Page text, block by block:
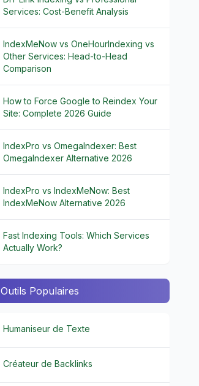
Services: Cost-Benefit Analysis
IndexMeNow vs OneHourIndexing vs
Other Services: Head-to-Head
Comparison
How to Force Google to Reindex Your
Site: Complete 2026 Guide
IndexPro vs OmegaIndexer: Best
OmegaIndexer Alternative 2026
IndexPro vs IndexMeNow: Best
IndexMeNow Alternative 2026
Fast Indexing Tools: Which Services
Actually Work?
Outils Populaires
Humaniseur de Texte
Créateur de Backlinks